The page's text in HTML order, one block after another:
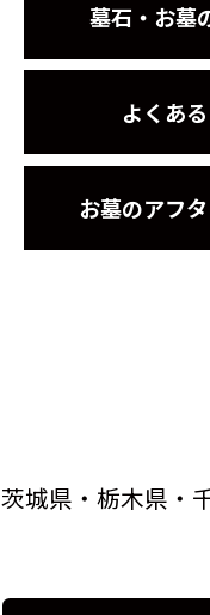
墓石・お墓
よくあ
お墓のアフ
茨城県・栃木県・